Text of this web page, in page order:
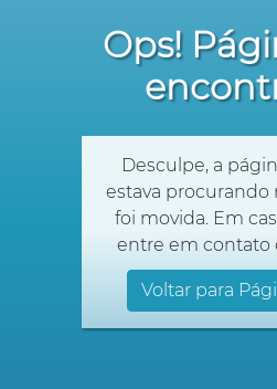
Ops!
Desculpe, a
estava procurando
foi movida. Em
entre em contato
Voltar para